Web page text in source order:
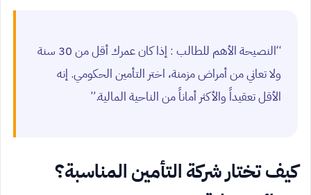
“النصيحة الأهم للطالب : إذا كان عمرك أقل من 30 سنة
ولا تعاني من أمراض مزمنة، اختر التأمين الحكومي. إنه
الأقل تعقيداً والأكثر أماناً من الناحية المالية.”
كيف تختار شركة التأمين المناسبة؟